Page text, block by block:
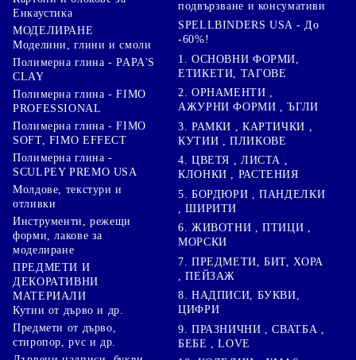
Енкаустика
МОДЕЛИРАНЕ
Моделини, глини и смоли
Полимерна глина - PAPA'S
CLAY
Полимерна глина - FIMO
PROFESSIONAL
Полимерна глина - FIMO
SOFT, FIMO EFFECT
Полимерна глина -
SCULPEY PREMO USA
Молдове, текстури и
отливки
Инструменти, режещи
форми, лакове за
моделиране
ПРЕДМЕТИ И
ДЕКОРАТИВНИ
МАТЕРИАЛИ
Кутии от дърво и др.
Предмети от дърво,
стиропор, pvc и др.
подвързване и консумативи
SPELLBINDERS USA - До
-60%!
1. ОСНОВНИ ФОРМИ,
ЕТИКЕТИ, ТАГОВЕ
2. ОРНАМЕНТИ ,
АЖУРНИ ФОРМИ , ЪГЛИ
3. РАМКИ , КАРТИЧКИ ,
КУТИИ , ПЛИКОВЕ
4. ЦВЕТЯ , ЛИСТА ,
КЛОНКИ , РАСТЕНИЯ
5. БОРДЮРИ , ПАНДЕЛКИ
, ШИРИТИ
6. ЖИВОТНИ , ПТИЦИ ,
МОРСКИ
7. ПРЕДМЕТИ, БИТ, ХОРА
, ПЕЙЗАЖ
8. НАДПИСИ, БУКВИ,
ЦИФРИ
9. ПРАЗНИЧНИ , СВАТБА ,
БЕБЕ , LOVE